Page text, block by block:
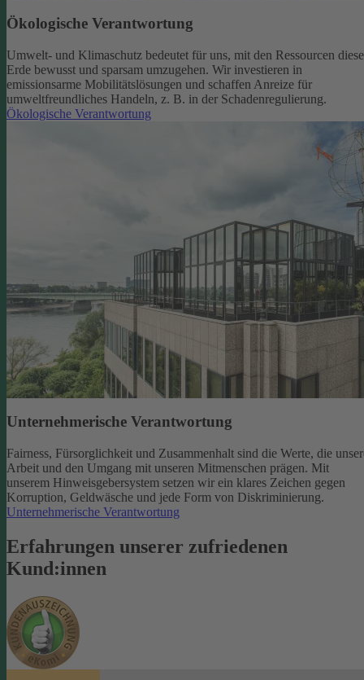
Ökologische Verantwortung
Umwelt- und Klimaschutz bedeutet für uns, mit den Ressourcen
Erde bewusst und sparsam umzugehen. Wir investieren in
emissionsarme Mobilitätslösungen und schaffen Anreize für
umweltfreundliches Handeln, z. B. in der Schadenregulierung.
Ökologische Verantwortung
Unternehmerische Verantwortung
Fairness, Fürsorglichkeit und Zusammenhalt sind die Werte, die
Arbeit und den Umgang mit unseren Mitmenschen prägen. Mit
unserem Hinweisgebersystem setzen wir ein klares Zeichen gegen
Korruption, Geldwäsche und jede Form von Diskriminierung.
Unternehmerische Verantwortung
Erfahrungen unserer zufriedenen
Kund:innen